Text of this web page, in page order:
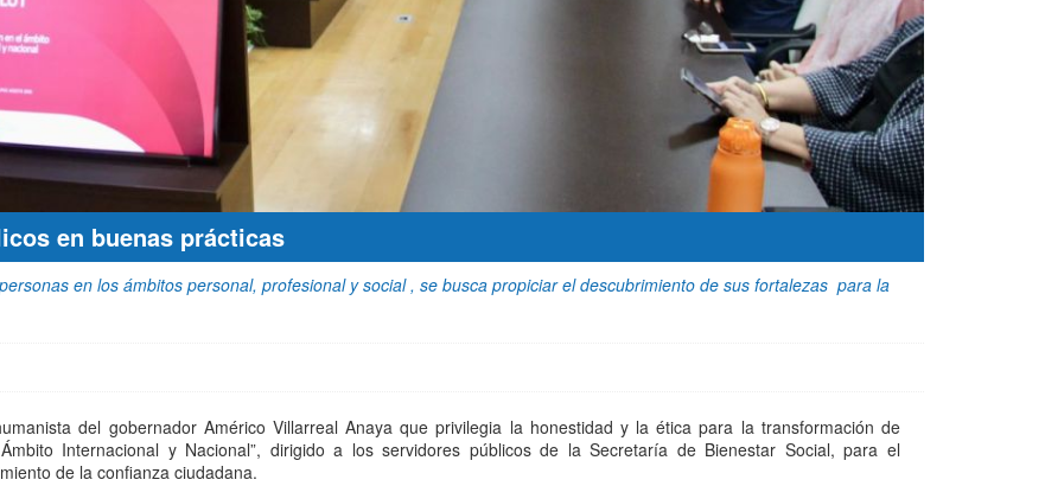
en buenas prácticas
en los ámbitos personal, profesional y social , se busca propiciar el descubrimiento de sus fortalezas para la
del gobernador Américo Villarreal Anaya que privilegia la honestidad y la ética para la transformación de
Internacional y Nacional”, dirigido a los servidores públicos de la Secretaría de Bienestar Social, para el
de la confianza ciudadana.